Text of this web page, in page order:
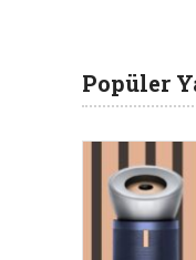
Popüler